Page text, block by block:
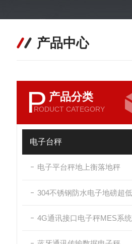
产品中心
P 产品分类
RODUCT CATEGORY
电子台秤
电子平台秤地上衡落地秤
4G通讯接口电子秤MES系统